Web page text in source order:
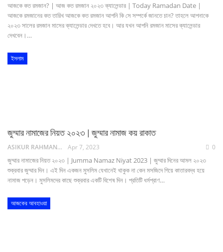
আজকে কত রমজান? | আজ কত রমজান ২০২৩ ক্যালেন্ডার | Today Ramadan Date |
আজকে রমজানের কত তারিখ আজকে কত রমজান আপনি কি সে সম্পর্কে জানতে চান? তাহলে আপনাকে
২০২৩ সালের রমজান মাসের ক্যালেন্ডার দেখতে হবে। আর যখন আপনি রমজান মাসের ক্যালেন্ডার
দেখবেন।…
ইসলাম
জুম্মার নামাজের নিয়ত ২০২৩ | জুম্মার নামাজ কয় রাকাত
ASIKUR RAHMAN NAIM Apr 7, 2023 0
জুম্মার নামাজের নিয়ত ২০২৩ | Jumma Namaz Niyat 2023 | জুম্মার দিনের আমল ২০২৩
শুক্রবার জুম্মার দিন। এই দিন একজন মুসলিম যেখানেই থাকুক না কেন মসজিদে গিয়ে কাতারবদ্ধ হয়ে
নামাজ পড়েন। মুসলিমদের কাছে শুক্রবার একটি বিশেষ দিন। প্রতিটি ধর্মপ্রাণ…
আজকের আবহাওয়া